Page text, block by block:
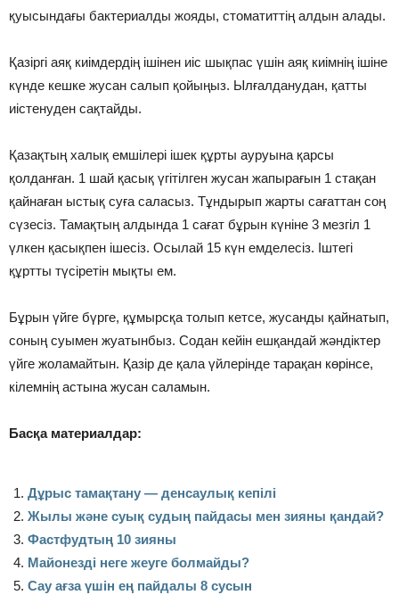
қуысындағы бактериалды жояды, стоматиттің алдын алады.
Қазіргі аяқ киімдердің ішінен иіс шықпас үшін аяқ киімнің ішіне
күнде кешке жусан салып қойыңыз. Ылғалданудан, қатты
иістенуден сақтайды.
Қазақтың халық емшілері ішек құрты ауруына қарсы
қолданған. 1 шай қасық үгітілген жусан жапырағын 1 стақан
қайнаған ыстық суға саласыз. Тұндырып жарты сағаттан соң
сүзесіз. Тамақтың алдында 1 сағат бұрын күніне 3 мезгіл 1
үлкен қасықпен ішесіз. Осылай 15 күн емделесіз. Іштегі
құртты түсіретін мықты ем.
Бұрын үйге бүрге, құмырсқа толып кетсе, жусанды қайнатып,
соның суымен жуатынбыз. Содан кейін ешқандай жәндіктер
үйге жоламайтын. Қазір де қала үйлерінде тарақан көрінсе,
кілемнің астына жусан саламын.
Басқа материалдар:
Дұрыс тамақтану — денсаулық кепілі
Жылы және суық судың пайдасы мен зияны қандай?
Фастфудтың 10 зияны
Майонезді неге жеуге болмайды?
Сау ағза үшін ең пайдалы 8 сусын